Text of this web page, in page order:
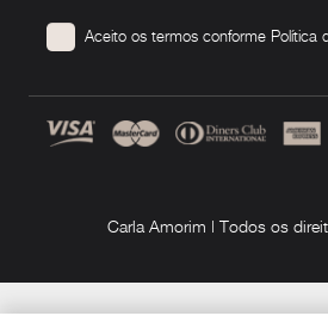
this
empty.
Aceito os termos conforme Política
Carla Amorim | Todos os